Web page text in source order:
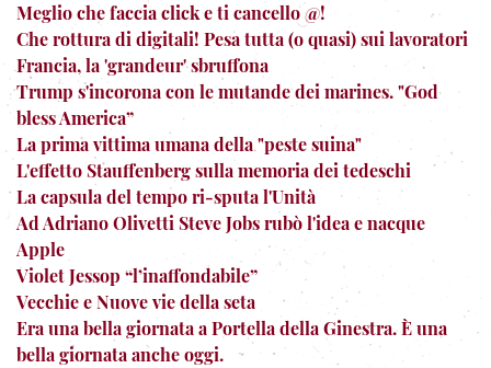
Meglio che faccia click e ti cancello @!
Che rottura di digitali! Pesa tutta (o quasi) sui lavoratori
Francia, la 'grandeur' sbruffona
Trump s'incorona con le mutande dei marines. "God
bless America”
La prima vittima umana della "peste suina"
L'effetto Stauffenberg sulla memoria dei tedeschi
La capsula del tempo ri-sputa l'Unità
Ad Adriano Olivetti Steve Jobs rubò l'idea e nacque
Apple
Violet Jessop “l’inaffondabile”
Vecchie e Nuove vie della seta
Era una bella giornata a Portella della Ginestra. È una
bella giornata anche oggi.